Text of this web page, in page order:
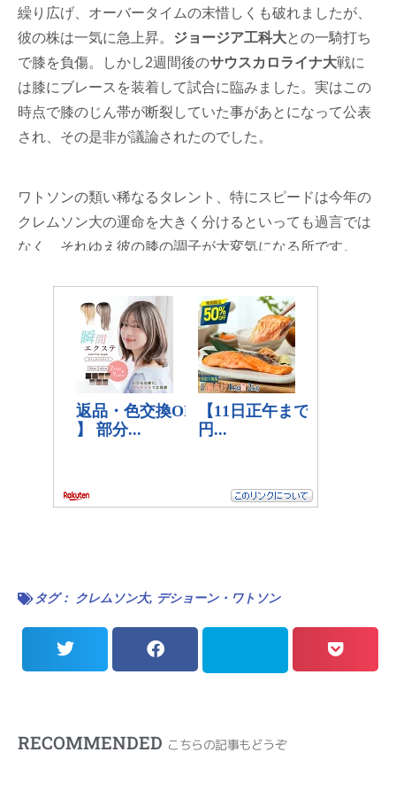
繰り広げ、オーバータイムの末惜しくも破れましたが、
彼の株は一気に急上昇。 ジョージア工科大との一騎打ち
で膝を負傷。しかし2週間後のサウスカロライナ大戦に
は膝にブレースを装着して試合に臨みました。実はこの
時点で膝のじん帯が断裂していた事があとになって公表
され、その是非が議論されたのでした。
ワトソンの類い稀なるタレント、特にスピードは今年の
クレムソン大の運命を大きく分けるといっても過言では
なく、それゆえ彼の膝の調子が大変気になる所です。
タグ： クレムソン大, デショーン・ワトソン
RECOMMENDED こちらの記事もどうぞ